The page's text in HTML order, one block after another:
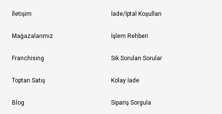
İletişim
Mağazalarımız
Franchising
Toptan Satış
Blog
İade/İptal Koşulları
İşlem Rehberi
Sık Sorulan Sorular
Kolay İade
Sipariş Sorgula